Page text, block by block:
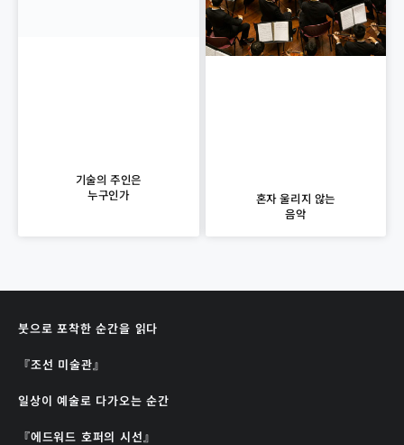
기술의 주인은
누구인가
혼자 울리지 않는
음악
붓으로 포착한 순간을 읽다
『조선 미술관』
일상이 예술로 다가오는 순간
『에드워드 호퍼의 시선』